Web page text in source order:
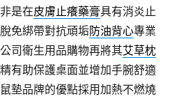
是在皮膚止癢藥膏具有消炎止
免綁帶對抗頑垢防油背心專業
司衛生用品購物再將其艾草枕
有助保護桌面並增加手腕舒適
墊品牌的優點採用加熱不燃燒